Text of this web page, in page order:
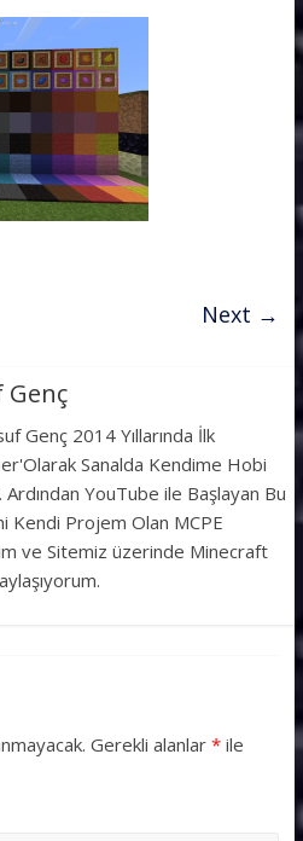
Next →
Genç
Genç 2014 Yıllarında İlk
Sanalda Kendime Hobi
Ardından YouTube ile Başlayan Bu
Kendi Projem Olan MCPE
ve Sitemiz üzerinde Minecraft
Gerekli alanlar *ile